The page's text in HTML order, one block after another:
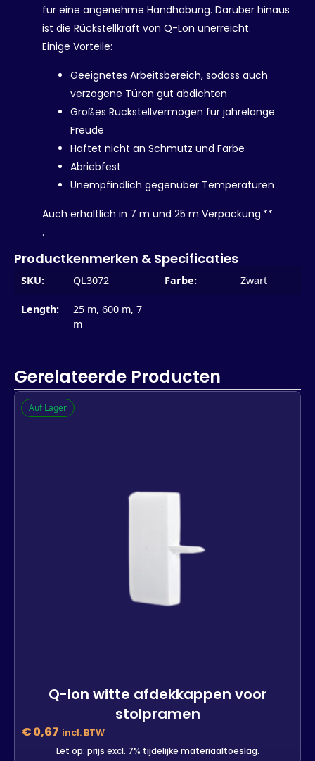
für eine angenehme Handhabung. Darüber hinaus
ist die Rückstellkraft von Q-Lon unerreicht.
Einige Vorteile:
Geeignetes Arbeitsbereich, sodass auch
verzogene Türen gut abdichten
Großes Rückstellvermögen für jahrelange
Freude
Haftet nicht an Schmutz und Farbe
Abriebfest
Unempfindlich gegenüber Temperaturen
Auch erhältlich in 7 m und 25 m Verpackung.**
.
Productkenmerken & Specificaties
SKU: QL3072
Length:
25 m, 600 m, 7
m
Farbe: Zwart
Gerelateerde Producten
Auf Lager
Q-lon witte afdekkappen voor
stolpramen
€0,67 incl. BTW
Let op: prijs excl. 7% tijdelijke materiaaltoeslag.